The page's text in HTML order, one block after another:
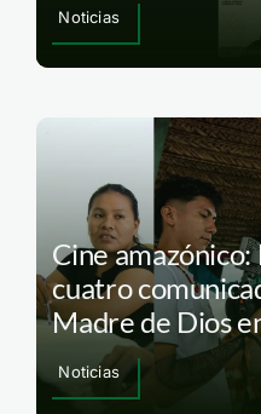
Noticias
Cine
cuatro
Madre de Dios
Noticias